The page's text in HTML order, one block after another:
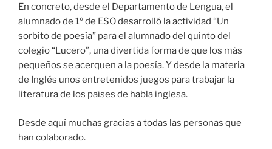
En concreto, desde el Departamento de Lengua, el
alumnado de 1º de ESO desarrolló la actividad “Un
sorbito de poesía” para el alumnado del quinto del
colegio “Lucero”, una divertida forma de que los más
pequeños se acerquen a la poesía. Y desde la materia
de Inglés unos entretenidos juegos para trabajar la
literatura de los países de habla inglesa.
Desde aquí muchas gracias a todas las personas que
han colaborado.